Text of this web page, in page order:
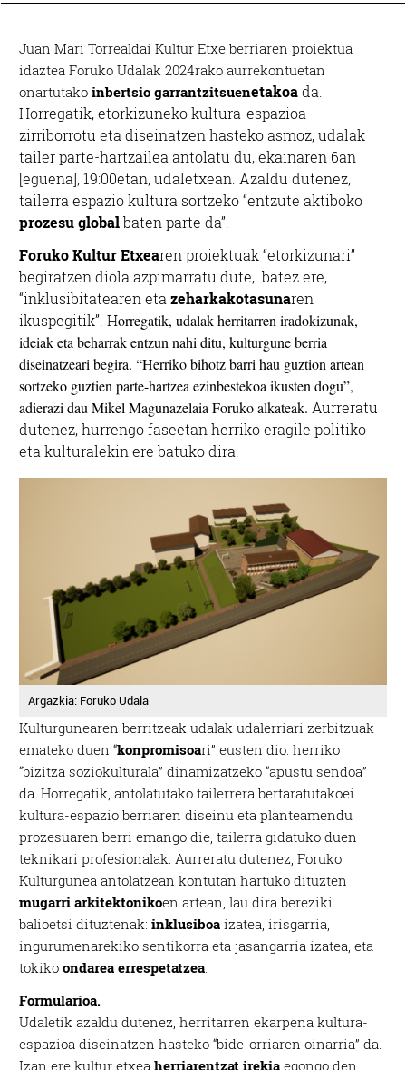
Juan Mari Torrealdai Kultur Etxe berriaren proiektua
idaztea Foruko Udalak 2024rako aurrekontuetan
onartutakoinbertsio garrantzitsuenetakoada.
Horregatik, etorkizuneko kultura-espazioa
zirriborrotu eta diseinatzen hasteko asmoz, udalak
tailer parte-hartzailea antolatu du, ekainaren 6an
[eguena], 19:00etan, udaletxean. Azaldu dutenez,
tailerra espazio kultura sortzeko “entzute aktiboko
prozesu globalbaten parte da”.
Foruko Kultur Etxearen proiektuak “etorkizunari”
begiratzen diola azpimarratu dute, batez ere,
“inklusibitatearen etazeharkakotasunaren
ikuspegitik”. Horregatik, udalak herritarren iradokizunak,
ideiak eta beharrak entzun nahi ditu, kulturgune berria
diseinatzeari begira. “Herriko bihotz barri hau guztion artean
sortzeko guztien parte-hartzea ezinbestekoa ikusten dogu”,
adierazi dau Mikel Magunazelaia Foruko alkateak. Aurreratu
dutenez, hurrengo faseetan herriko eragile politiko
eta kulturalekin ere batuko dira.
Argazkia: Foruko Udala
Kulturgunearen berritzeak udalak udalerriari zerbitzuak
emateko duen “konpromisoari” eusten dio: herriko
“bizitza soziokulturala” dinamizatzeko “apustu sendoa”
da. Horregatik, antolatutako tailerrera bertaratutakoei
kultura-espazio berriaren diseinu eta planteamendu
prozesuaren berri emango die, tailerra gidatuko duen
teknikari profesionalak. Aurreratu dutenez, Foruko
Kulturgunea antolatzean kontutan hartuko dituzten
mugarri arkitektonikoen artean, lau dira bereziki
balioetsi dituztenak:inklusiboa izatea, irisgarria,
ingurumenarekiko sentikorra eta jasangarria izatea, eta
tokikoondarea errespetatzea
Formularioa.
Udaletik azaldu dutenez, herritarren ekarpena kultura-
espazioa diseinatzen hasteko “bide-orriaren oinarria” da.
Izan ere kultur etxeaherriarentzat irekia egongo den